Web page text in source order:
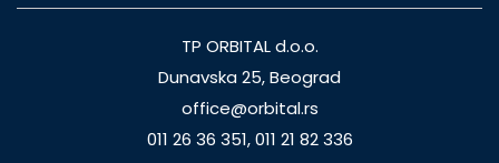
TP ORBITAL d.o.o.
Dunavska 25, Beograd
office@orbital.rs
011 26 36 351, 011 21 82 336